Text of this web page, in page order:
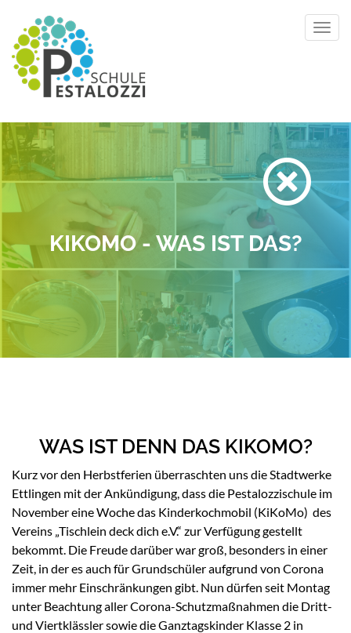
KIKOMO - WAS IST DAS?
WAS IST DENN DAS KIKOMO?
Kurz vor den Herbstferien überraschten uns die Stadtwerke
Ettlingen mit der Ankündigung, dass die Pestalozzischule im
November eine Woche das Kinderkochmobil (KiKoMo) des
Vereins „Tischlein deck dich e.V.“ zur Verfügung gestellt
bekommt. Die Freude darüber war groß, besonders in einer
Zeit, in der es auch für Grundschüler aufgrund von Corona
immer mehr Einschränkungen gibt. Nun dürfen seit Montag
unter Beachtung aller Corona-Schutzmaßnahmen die Dritt-
und Viertklässler sowie die Ganztagskinder Klasse 2 in